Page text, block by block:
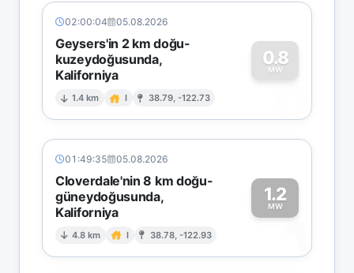
02:00:04 05.08.2026
Geysers'in 2 km doğu-
kuzeydoğusunda,
Kaliforniya
1.4 km I 38.79, -122.73
0.8
MW
0
01:49:35 05.08.2026
Cloverdale'nin 8 km doğu-
güneydoğusunda,
Kaliforniya
4.8 km I 38.78, -122.93
1.2
MW
1